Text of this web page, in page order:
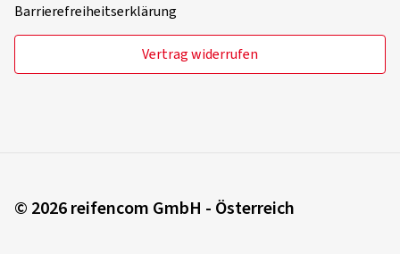
Barrierefreiheitserklärung
Vertrag widerrufen
© 2026 reifencom GmbH - Österreich